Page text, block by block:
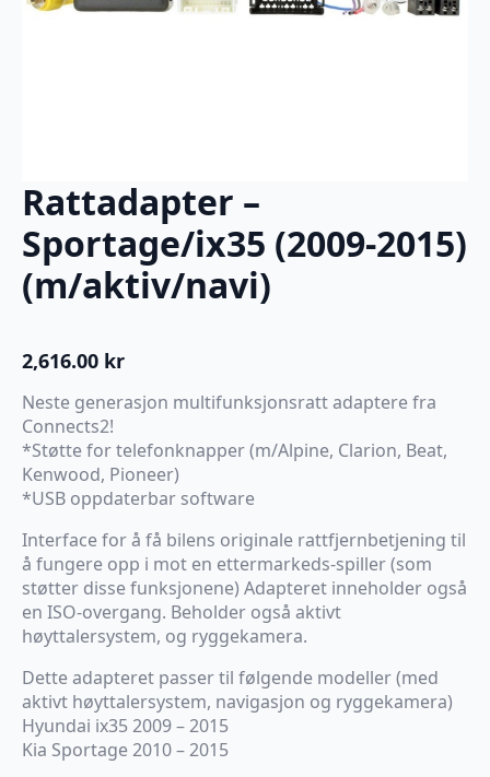
Rattadapter –
Sportage/ix35 (2009-2015)
(m/aktiv/navi)
2,616.00 kr
Neste generasjon multifunksjonsratt adaptere fra
Connects2!
*Støtte for telefonknapper (m/Alpine, Clarion, Beat,
Kenwood, Pioneer)
*USB oppdaterbar software
Interface for å få bilens originale rattfjernbetjening til
å fungere opp i mot en ettermarkeds-spiller (som
støtter disse funksjonene) Adapteret inneholder også
en ISO-overgang. Beholder også aktivt
høyttalersystem, og ryggekamera.
Dette adapteret passer til følgende modeller (med
aktivt høyttalersystem, navigasjon og ryggekamera)
Hyundai ix35 2009 – 2015
Kia Sportage 2010 – 2015